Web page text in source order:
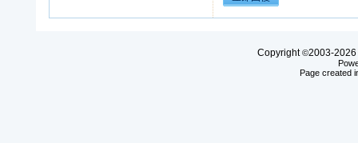
Copyright©2003-2026
Page created